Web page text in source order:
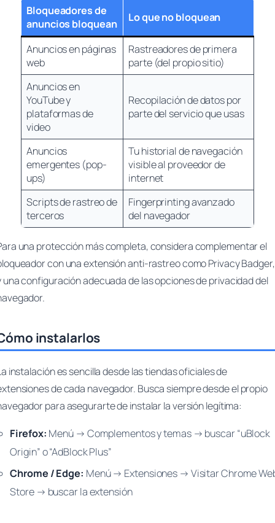
Bloqueadores de
anuncios bloquean
Lo que no bloquean
Anuncios en páginas
web
Rastreadores de primera
parte (del propio sitio)
Anuncios en
YouTube y
plataformas de
video
Recopilación de datos por
parte del servicio que usas
Anuncios
emergentes (pop-
ups)
Tu historial de navegación
visible al proveedor de
internet
Scripts de rastreo de
terceros
Fingerprinting avanzado
del navegador
una protección más completa, considera complementar el
con una extensión anti-rastreo como Privacy Badger,
una configuración adecuada de las opciones de privacidad del
instalarlos
instalación es sencilla desde las tiendas oficiales de
de cada navegador. Busca siempre desde el propio
para asegurarte de instalar la versión legítima:
Firefox: Menú → Complementos y temas → buscar “uBlock
Origin” o “AdBlock Plus”
Chrome / Edge: Menú → Extensiones → Visitar Chrome
Store → buscar la extensión